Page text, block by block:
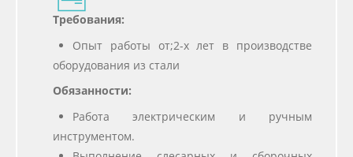
Требования:
Опыт работы от;2-х лет в производстве
оборудования из стали
Обязанности:
Работа электрическим и ручным
инструментом.